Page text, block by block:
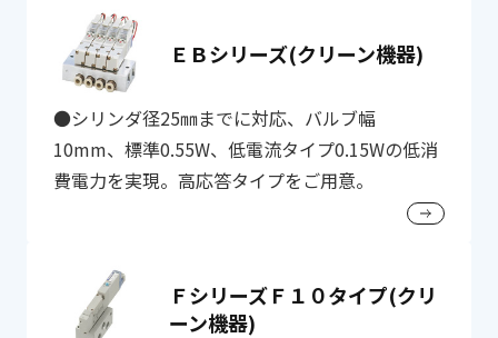
ＥＢシリーズ(クリーン機器)
●シリンダ径25㎜までに対応、バルブ幅
10mm、標準0.55W、低電流タイプ0.15Wの低消
費電力を実現。高応答タイプをご用意。
ＦシリーズＦ１０タイプ(クリ
ーン機器)